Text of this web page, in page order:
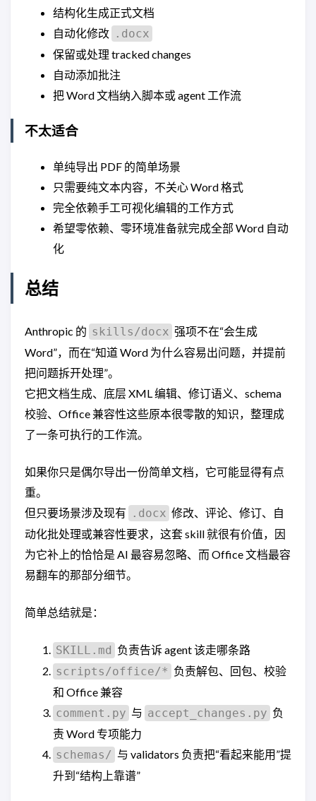
结构化生成正式文档
自动化修改 .docx
保留或处理 tracked changes
自动添加批注
把 Word 文档纳入脚本或 agent 工作流
不太适合
单纯导出 PDF 的简单场景
只需要纯文本内容，不关心 Word 格式
完全依赖手工可视化编辑的工作方式
希望零依赖、零环境准备就完成全部 Word 自动
化
总结
Anthropic 的 skills/docx 强项不在“会生成
Word”，而在“知道 Word 为什么容易出问题，并提前
把问题拆开处理”。
它把文档生成、底层 XML 编辑、修订语义、schema
校验、Office 兼容性这些原本很零散的知识，整理成
了一条可执行的工作流。
如果你只是偶尔导出一份简单文档，它可能显得有点
重。
但只要场景涉及现有
.docx 修改、评论、修订、自
动化批处理或兼容性要求，这套 skill 就很有价值，因
为它补上的恰恰是 AI 最容易忽略、而 Office 文档最容
易翻车的那部分细节。
简单总结就是：
SKILL.md 负责告诉 agent 该走哪条路
scripts/office/* 负责解包、回包、校验
和 Office 兼容
comment.py 与 accept_changes.py 负
责 Word 专项能力
schemas/ 与 validators 负责把“看起来能用”提
升到“结构上靠谱”